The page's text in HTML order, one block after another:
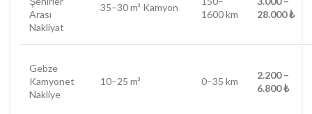
Arası
Nakliyat
35–30 m³ Kamyon
1600 km
28.000 ₺
Gebze
Kamyonet
Nakliye
10–25 m³ 0–35 km
2.200 –
6.800 ₺